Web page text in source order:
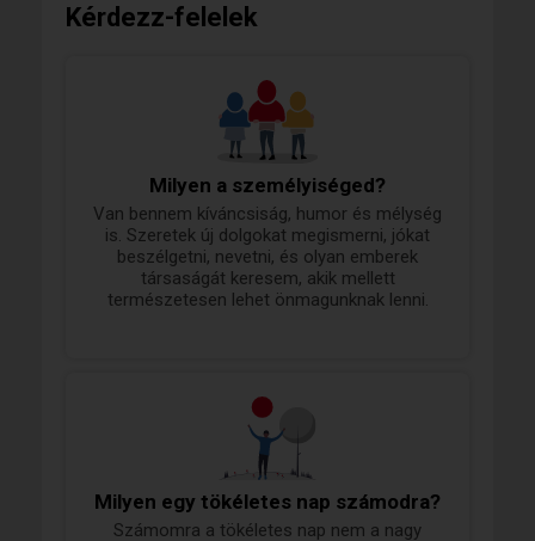
Kérdezz-felelek
Milyen a személyiséged?
Van bennem kíváncsiság, humor és mélység
is. Szeretek új dolgokat megismerni, jókat
beszélgetni, nevetni, és olyan emberek
társaságát keresem, akik mellett
természetesen lehet önmagunknak lenni.
Milyen egy tökéletes nap számodra?
Számomra a tökéletes nap nem a nagy